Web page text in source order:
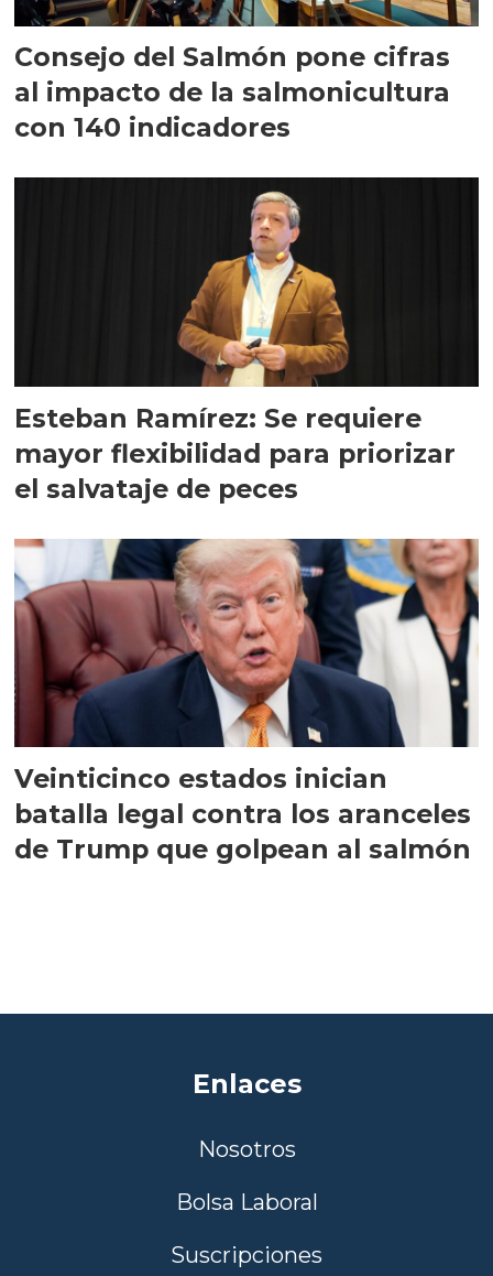
Consejo del Salmón pone cifras
al impacto de la salmonicultura
con 140 indicadores
Esteban Ramírez: Se requiere
mayor flexibilidad para priorizar
el salvataje de peces
Veinticinco estados inician
batalla legal contra los aranceles
de Trump que golpean al salmón
Enlaces
Nosotros
Bolsa Laboral
Suscripciones